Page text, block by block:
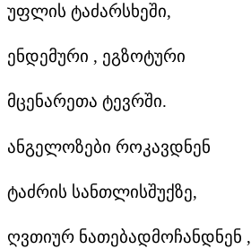
უფლის ტაძარსხეში,
ენდემური , ეგზოტური
მცენარეთა ტევრში.
ანგელოზები როკავდნენ
ტაძრის სანთლისშუქზე,
ღვთიურ ნათებადმოჩანდნენ ,